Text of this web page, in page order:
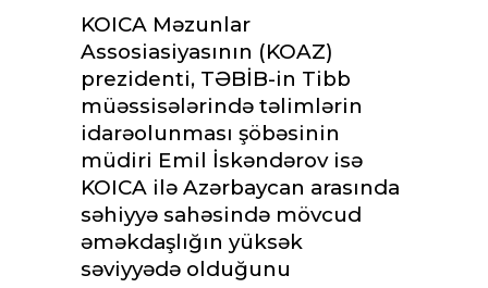
KOICA Məzunlar
Assosiasiyasının (KOAZ)
prezidenti, TƏBİB-in Tibb
müəssisələrində təlimlərin
idarəolunması şöbəsinin
müdiri Emil İskəndərov isə
KOICA ilə Azərbaycan arasında
səhiyyə sahəsində mövcud
əməkdaşlığın yüksək
səviyyədə olduğunu